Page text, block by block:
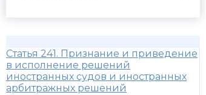
Статья 241. Признание и приведение
в исполнение решений
иностранных судов и иностранных
арбитражных решений